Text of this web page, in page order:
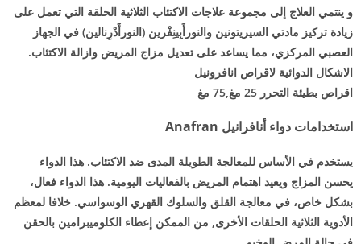
و ينتمي العلاج إلى مجموعة علاجات الاكتئاب الثلاثية الحلقة التي تعمل على
زيادة تركيز مادتي السيريتونين والنورأَبِينِفْرين (النورأَدْرِنالين) في الجهاز
العصبي المركزي، مما يساعد على تعديل مزاج المريض وازالة الاكتئاب.
الاشكال الدوائية لاقراص انافرونيل
اقراص بطيئة التحرر 25 مغ,75 مغ
استخدامات دواء أنافرانيل Anafran
يستخدم في الأساس للمعالجة الطويلة المدى ضد الاكتئاب. هذا الدواء
يحسن المزاج ويعيد اهتمام المريض بالفعاليات اليومية. هذا الدواء فعال،
بشكل خاص، في معالجة القلق والسلوك القهري الوسواسي. خلافا لمعظم
الأدوية الثلاثية الحلقات الأخرى, من الممكن إعطاء الكلوميبرامين بالحقن